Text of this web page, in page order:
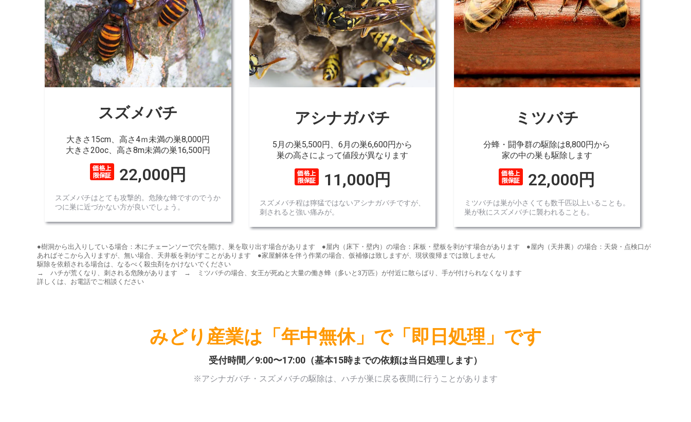
スズメバチ
大きさ15cm、高さ4ｍ未満の巣8,000円
大きさ20oc、高さ8m未満の巣16,500円
22,000円
スズメバチはとても攻撃的。危険な蜂ですのでうか
つに巣に近づかない方が良いでしょう。
アシナガバチ
5月の巣5,500円、6月の巣6,600円から
巣の高さによって値段が異なります
11,000円
スズメバチ程は獰猛ではないアシナガバチですが、
刺されると強い痛みが。
ミツバチ
分蜂・闘争群の駆除は8,800円から
家の中の巣も駆除します
22,000円
ミツバチは巣が小さくても数千匹以上いることも。
巣が秋にスズメバチに襲われることも。
●樹洞から出入りしている場合：木にチェーンソーで穴を開け、巣を取り出す場合があります ●屋内（床下・壁内）の場合：床板・壁板を剥がす場合があります ●屋内（天井裏）の場合：天袋・点検口が
あればそこから入りますが、無い場合、天井板を剥がすことがあります ●家屋解体を伴う作業の場合、仮補修は致しますが、現状復帰までは致しません
駆除を依頼される場合は、なるべく殺虫剤をかけないでください
→ ハチが荒くなり、刺される危険があります → ミツバチの場合、女王が死ぬと大量の働き蜂（多いと3万匹）が付近に散らばり、手が付けられなくなります
詳しくは、お電話でご相談ください
みどり産業は「年中無休」で「即日処理」です
受付時間／9:00〜17:00（基本15時までの依頼は当日処理します）
※アシナガバチ・スズメバチの駆除は、ハチが巣に戻る夜間に行うことがあります